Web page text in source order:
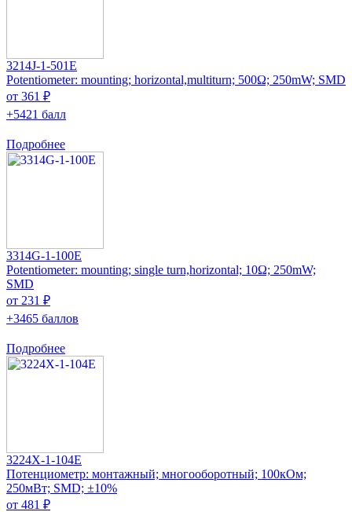
3214J-1-501E
Potentiometer: mounting; horizontal,multiturn; 500Ω; 250mW; SMD
от 361 ₽
+5421 балл
Подробнее
3314G-1-100E
Potentiometer: mounting; single turn,horizontal; 10Ω; 250mW;
SMD
от 231 ₽
+3465 баллов
Подробнее
3224X-1-104E
Потенциометр: монтажный; многооборотный; 100кОм;
250мВт; SMD; ±10%
от 481 ₽